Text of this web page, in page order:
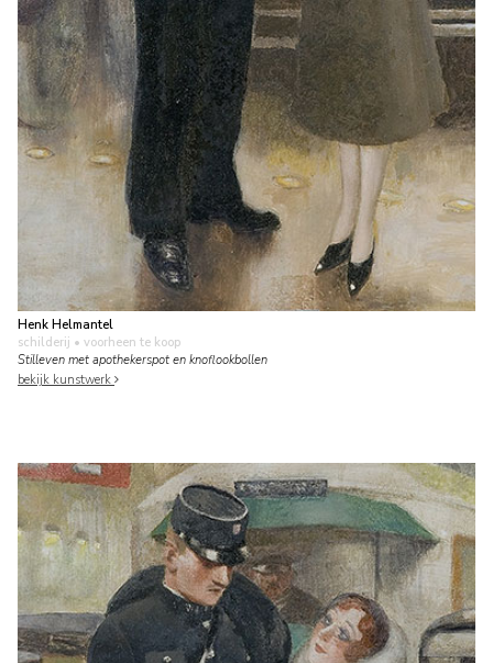
Henk Helmantel
schilderij • voorheen te koop
Stilleven met apothekerspot en knoflookbollen
bekijk kunstwerk